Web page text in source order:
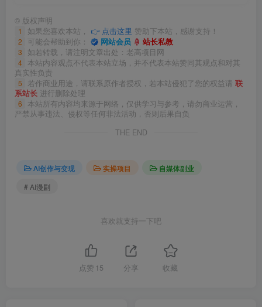
© 版权声明
1 如果您喜欢本站， 👉 点击这里 赞助下本站，感谢支持！
2 可能会帮助到你： 网站会员 站长私教
3 如若转载，请注明文章出处：老高项目网
4
本站内容观点不代表本站立场，并不代表本站赞同其观点和对其
真实性负责
5 若作商业用途，请联系原作者授权，若本站侵犯了您的权益请 联
系站长 进行删除处理
6
本站所有内容均来源于网络，仅供学习与参考，请勿商业运营，
严禁从事违法、侵权等任何非法活动，否则后果自负
THE END
AI创作与变现 实操项目
自媒体副业
# AI漫剧
喜欢就支持一下吧
点赞 15 分享 收藏